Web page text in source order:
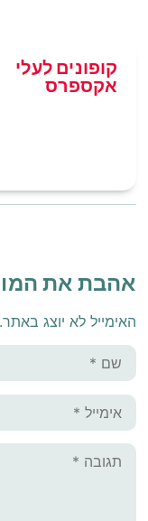
קופונים לעלי
אקספרס
אהבת את
האימייל לא יוצג באתר.